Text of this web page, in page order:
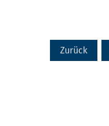
Zurück